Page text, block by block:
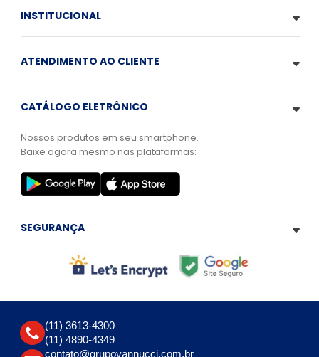
INSTITUCIONAL
ATENDIMENTO AO CLIENTE
CATÁLOGO ELETRÔNICO
Nossos produtos em seu smartphone.
Baixe agora mesmo nas plataformas:
SEGURANÇA
(11) 3613-4300
(11) 4890-4349
contato@grupovannucci.com.br